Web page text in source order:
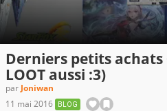
Derniers petits achats
LOOT aussi :3)
par Joniwan
11 mai 2016
BLOG